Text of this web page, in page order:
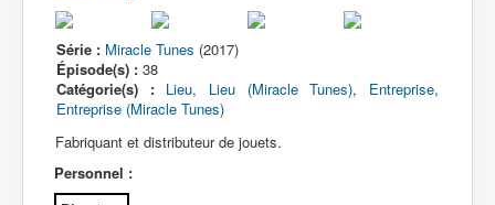
Série : Miracle Tunes (2017)
Épisode(s) : 38
Catégorie(s) : Lieu, Lieu (Miracle Tunes), Entreprise,
Entreprise (Miracle Tunes)
Fabriquant et distributeur de jouets.
Personnel :